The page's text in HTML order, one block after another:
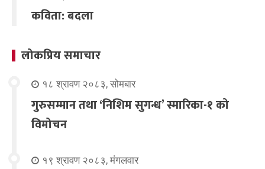
कविता: बदला
लोकप्रिय समाचार
१८ श्रावण २०८३, सोमबार
गुरुसम्मान तथा ‘निशिम सुगन्ध’ स्मारिका-१ को
विमोचन
१९ श्रावण २०८३, मंगलवार